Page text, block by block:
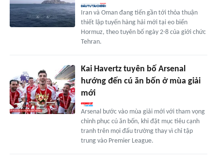
Iran và Oman đang tiến gần tới thỏa thuận
thiết lập tuyến hàng hải mới tại eo biển
Hormuz, theo tuyên bố ngày 2-8 của giới chức
Tehran.
Kai Havertz tuyên bố Arsenal
hướng đến cú ăn bốn ở mùa giải
mới
Arsenal bước vào mùa giải mới với tham vọng
chinh phục cú ăn bốn, khi đặt mục tiêu cạnh
tranh trên mọi đấu trường thay vì chỉ tập
trung vào Premier League.